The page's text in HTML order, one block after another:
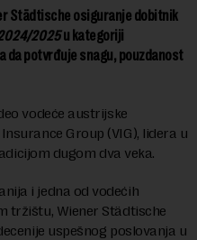
Städtische osiguranje dobitnik
2025u kategoriji
da potvrđuje snagu, pouzdanost
vodeće austrijske
Group (VIG), lidera u
dugom dva veka.
i jedna od vodećih
tržištu, Wiener Städtische
uspešnog poslovanja u